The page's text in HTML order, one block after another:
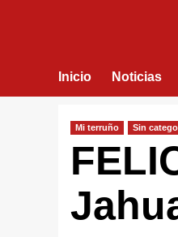
Inicio Noticias
Mi terruño Sin